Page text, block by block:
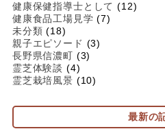
健康保健指導士として (12)
健康食品工場見学 (7)
未分類 (18)
親子エピソード (3)
長野県信濃町 (3)
霊芝体験談 (4)
霊芝栽培風景 (10)
最新の